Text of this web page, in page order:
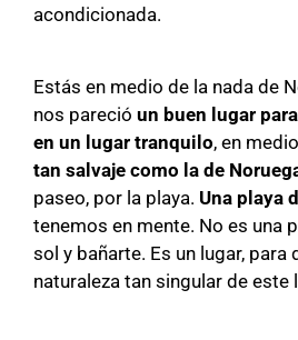
acondicionada.
Estás en medio de la nada de
nos pareció un buen lugar
en un lugar tranquilo, en
tan salvaje como la de
paseo, por la playa. Una playa
tenemos en mente. No es una
sol y bañarte. Es un lugar, para
naturaleza tan singular de este